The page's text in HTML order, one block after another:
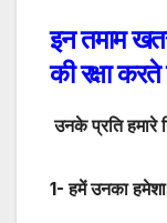
इन तमाम
की रक्षा
उनके प्रति हमारे
1- हमें उनका हमेशा